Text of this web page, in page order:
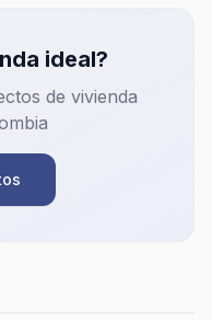
ideal?
de vivienda